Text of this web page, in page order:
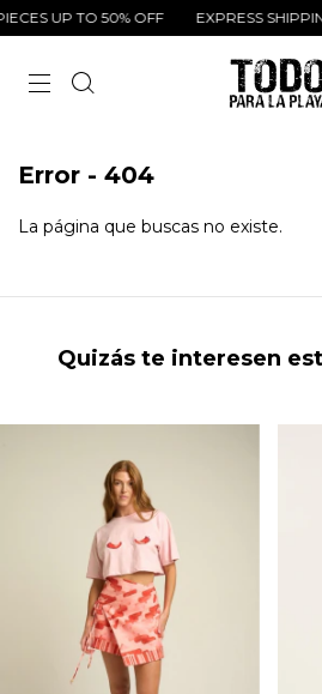
UP TO 50% OFF EXPRESS
Error - 404
La página que buscas no existe.
Quizás te interesen